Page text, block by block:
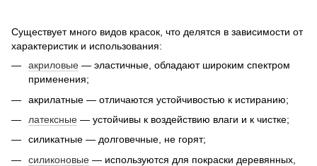
Существует много видов красок, что делятся в зависимости от
характеристик и использования:
акриловые — эластичные, обладают широким спектром
применения;
акрилатные — отличаются устойчивостью к истиранию;
латексные — устойчивы к воздействию влаги и к чистке;
силикатные — долговечные, не горят;
силиконовые — используются для покраски деревянных,